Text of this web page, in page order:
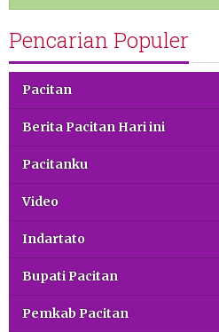
Pencarian Populer
Pacitan
Berita Pacitan Hari ini
Pacitanku
Video
Indartato
Bupati Pacitan
Pemkab Pacitan